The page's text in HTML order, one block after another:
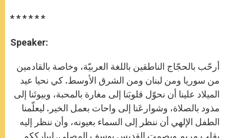
* * * * * *
Speaker:
أرحّب بالحجّاج الناطقين باللغة العربيّة، وخاصة بالقادمين
من سوريا ومن لبنان ومن الشرق الأوسط. كي نحيا عيد
الميلاد علينا أن نحوّل قلوبَنا إلى مغارة بالمحبة، وبيوتَنا إلى
مذود بالصلاة، وشوارعَنا إلى واحات بعمل الخير. ليعلّمنا
الطفل الإلهي أن ننظر إلى السماء بعيونه، وأن ننظر إليه
بقلب مريم وبصمت القديس يوسف المصلي. ليبارككم